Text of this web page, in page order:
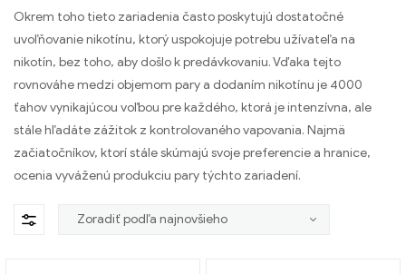
Okrem toho tieto zariadenia často poskytujú dostatočné
uvoľňovanie nikotínu, ktorý uspokojuje potrebu užívateľa na
nikotín, bez toho, aby došlo k predávkovaniu. Vďaka tejto
rovnováhe medzi objemom pary a dodaním nikotínu je 4000
ťahov vynikajúcou voľbou pre každého, ktorá je intenzívna, ale
stále hľadáte zážitok z kontrolovaného vapovania. Najmä
začiatočníkov, ktorí stále skúmajú svoje preferencie a hranice,
ocenia vyváženú produkciu pary týchto zariadení.